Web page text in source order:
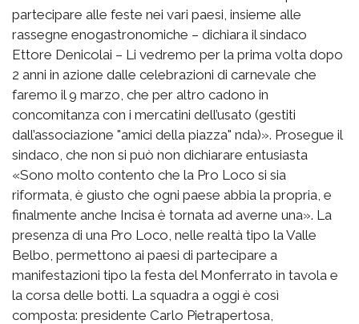
partecipare alle feste nei vari paesi, insieme alle
rassegne enogastronomiche – dichiara il sindaco
Ettore Denicolai – Li vedremo per la prima volta dopo
2 anni in azione dalle celebrazioni di carnevale che
faremo il 9 marzo, che per altro cadono in
concomitanza con i mercatini dell’usato (gestiti
dall’associazione "amici della piazza" nda)». Prosegue il
sindaco, che non si può non dichiarare entusiasta
«Sono molto contento che la Pro Loco si sia
riformata, è giusto che ogni paese abbia la propria, e
finalmente anche Incisa è tornata ad averne una». La
presenza di una Pro Loco, nelle realtà tipo la Valle
Belbo, permettono ai paesi di partecipare a
manifestazioni tipo la festa del Monferrato in tavola e
la corsa delle botti. La squadra a oggi è così
composta: presidente Carlo Pietrapertosa,